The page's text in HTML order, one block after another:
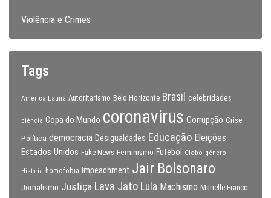
Violência e Crimes
Tags
América Latina Autoritarismo Belo Horizonte Brasil celebridades
ciência Copa do Mundo coronavirus Corrupção Crise
Política democracia Desigualdades Educação Eleições
Estados Unidos Fake News Feminismo Futebol Globo gênero
História homofobia Impeachment Jair Bolsonaro
Jornalismo Justiça Lava Jato Lula Machismo Marielle Franco